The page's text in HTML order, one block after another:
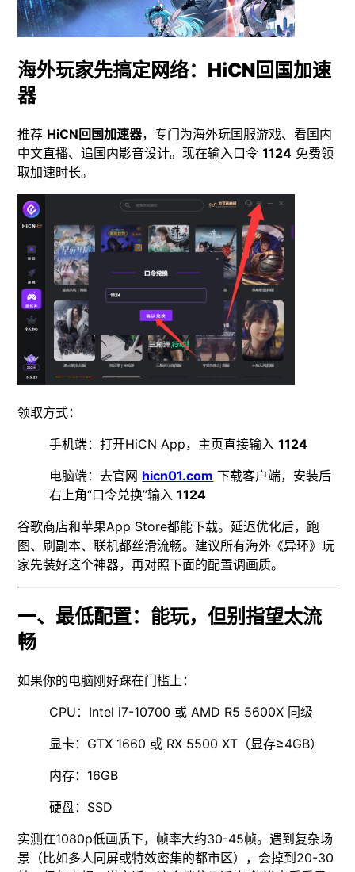
海外玩家先搞定网络：HiCN回国加速
器
推荐 HiCN回国加速器，专门为海外玩国服游戏、看国内
中文直播、追国内影音设计。现在输入口令1124 免费领
取加速时长。
领取方式：
手机端：打开HiCN App，主页直接输入1124
电脑端：去官网 hicn01.com 下载客户端，安装后
右上角“口令兑换”输入1124
谷歌商店和苹果App Store都能下载。延迟优化后，跑
图、刷副本、联机都丝滑流畅。建议所有海外《异环》玩
家先装好这个神器，再对照下面的配置调画质。
一、最低配置：能玩，但别指望太流
畅
如果你的电脑刚好踩在门槛上：
CPU：Intel i7-10700 或 AMD R5 5600X 同级
显卡：GTX 1660 或 RX 5500 XT（显存≥4GB）
内存：16GB
硬盘：SSD
实测在1080p低画质下，帧率大约30-45帧。遇到复杂场
景（比如多人同屏或特效密集的都市区），会掉到20-30